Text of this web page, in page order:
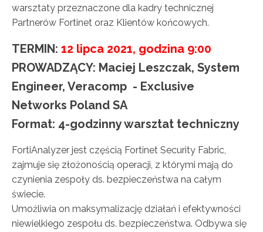
warsztaty przeznaczone dla kadry technicznej
Partnerów Fortinet oraz Klientów końcowych.
TERMIN: 12 lipca 2021, godzina 9:00
PROWADZĄCY: Maciej Leszczak, System
Engineer, Veracomp - Exclusive
Networks Poland SA
Format: 4-godzinny warsztat techniczny
FortiAnalyzer jest częścią Fortinet Security Fabric,
zajmuje się złożonością operacji, z którymi mają do
czynienia zespoły ds. bezpieczeństwa na całym
świecie.
Umożliwia on maksymalizację działań i efektywności
niewielkiego zespołu ds. bezpieczeństwa. Odbywa się